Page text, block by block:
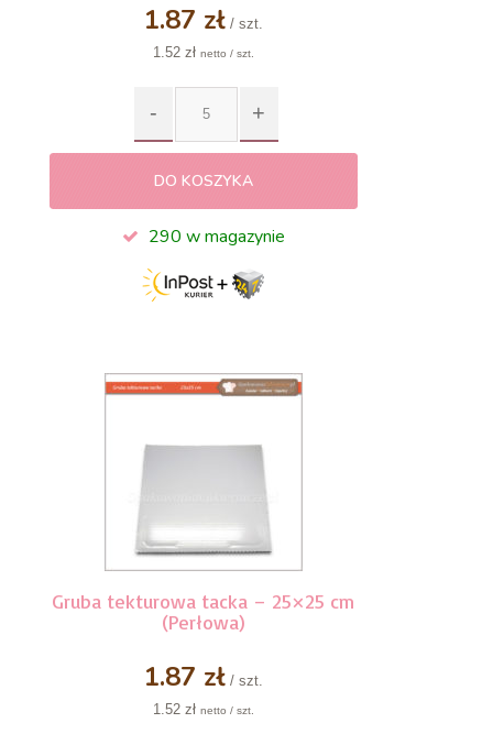
1.87 zł/ szt.
1.52 zł netto / szt.
DO KOSZYKA
290 w magazynie
Gruba tekturowa tacka – 25×25 cm
(Perłowa)
1.87 zł/ szt.
1.52 zł netto / szt.